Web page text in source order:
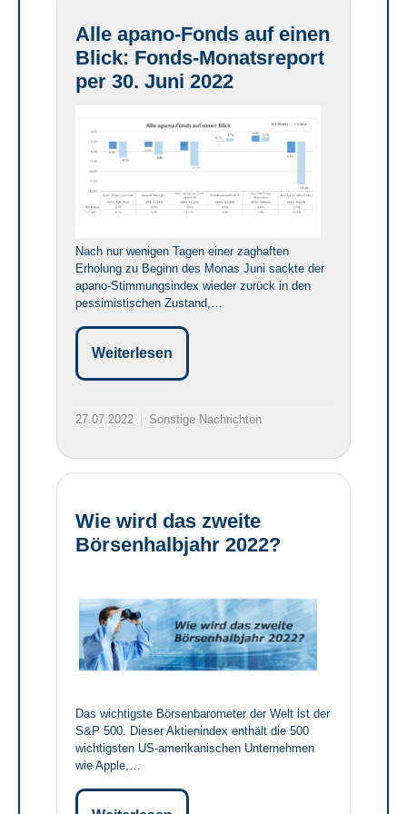
Alle apano-Fonds auf einen
Blick: Fonds-Monatsreport
per 30. Juni 2022
Nach nur wenigen Tagen einer zaghaften
Erholung zu Beginn des Monas Juni sackte der
apano-Stimmungsindex wieder zurück in den
pessimistischen Zustand,…
Weiterlesen
27.07.2022 Sonstige Nachrichten
Wie wird das zweite
Börsenhalbjahr 2022?
Das wichtigste Börsenbarometer der Welt ist der
S&P 500. Dieser Aktienindex enthält die 500
wichtigsten US-amerikanischen Unternehmen
wie Apple,…